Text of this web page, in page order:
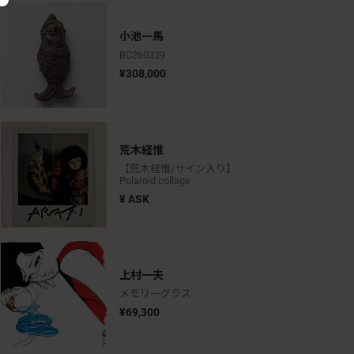
小池一馬
BC260329
¥308,000
荒木経惟
【荒木経惟/サイン入り】
Polaroid collage
¥ ASK
上村一夫
メモリーグラス
¥69,300